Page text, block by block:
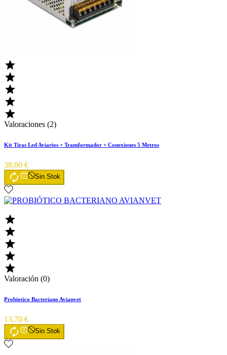





Valoraciones (2)
Kit Tiras Led Aviarios + Transformador + Conexiones 5 Metros
38,00 €
 Sin Stok





Valoración (0)
Probiotico Bacteriano Avianvet
13,70 €
 Sin Stok